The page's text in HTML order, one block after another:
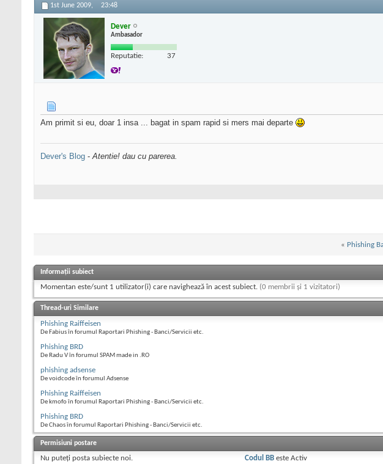
1st June 2009, 23:48
Dever
Ambasador
Reputatie: 37
Am primit si eu, doar 1 insa ... bagat in spam rapid si mers mai departe
Dever's Blog -Atentie! dau cu parerea.
« Phishing
Informații subiect
Momentan este/sunt 1 utilizator(i) care navighează în acest subiect. (0 membrii și 1 vizitatori)
Thread-uri Similare
Phishing Raiffeisen
De Fabius în forumul Raportari Phishing - Banci/Servicii etc.
Phishing BRD
De Radu V în forumul SPAM made in .RO
phishing adsense
De voidcode în forumul Adsense
Phishing Raiffeisen
De kmofo în forumul Raportari Phishing - Banci/Servicii etc.
Phishing BRD
De Chaos în forumul Raportari Phishing - Banci/Servicii etc.
Permisiuni postare
Nu puteţi posta subiecte noi. Codul BB esteActiv